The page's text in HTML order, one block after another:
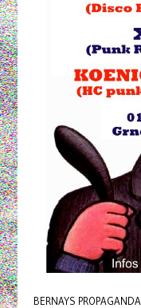
BERNAYS PROPAGANDA